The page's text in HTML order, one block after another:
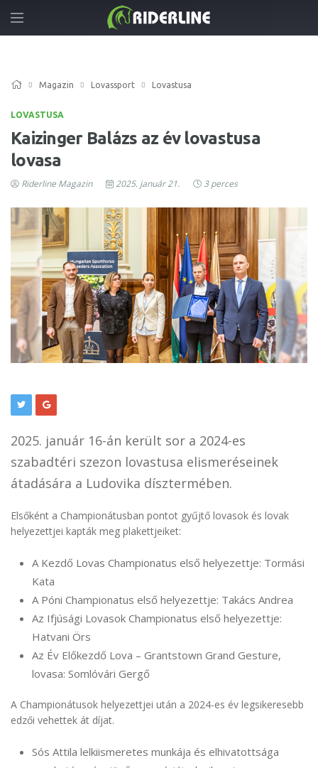
Magazin Lovassport Lovastusa
LOVASTUSA
Kaizinger Balázs az év lovastusa
lovasa
Riderline Magazin 2025. január 21. 3 perces
2025. január 16-án került sor a 2024-es
szabadtéri szezon lovastusa elismeréseinek
átadására a Ludovika dísztermében.
Elsőként a Championátusban pontot gyűjtő lovasok és lovak
helyezettjei kapták meg plakettjeiket:
A Kezdő Lovas Championatus első helyezettje: Tormási
Kata
A Póni Championatus első helyezettje: Takács Andrea
Az Ifjúsági Lovasok Championatus első helyezettje:
Hatvani Örs
Az Év Előkezdő Lova – Grantstown Grand Gesture,
lovasa: Somlóvári Gergő
A Championátusok helyezettjei után a 2024-es év legsikeresebb
edzői vehettek át díjat.
Sós Attila lelkiismeretes munkája és elhivatottsága